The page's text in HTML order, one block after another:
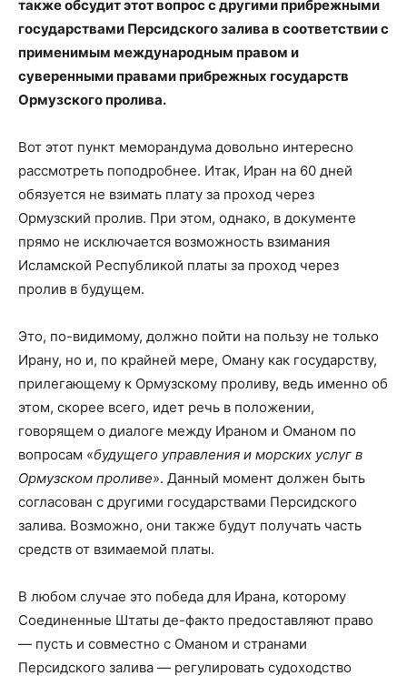
также обсудит этот вопрос с другими прибрежными
государствами Персидского залива в соответствии с
применимым международным правом и
суверенными правами прибрежных государств
Ормузского пролива.
Вот этот пункт меморандума довольно интересно
рассмотреть поподробнее. Итак, Иран на 60 дней
обязуется не взимать плату за проход через
Ормузский пролив. При этом, однако, в документе
прямо не исключается возможность взимания
Исламской Республикой платы за проход через
пролив в будущем.
Это, по-видимому, должно пойти на пользу не только
Ирану, но и, по крайней мере, Оману как государству,
прилегающему к Ормузскому проливу, ведь именно об
этом, скорее всего, идет речь в положении,
говорящем о диалоге между Ираном и Оманом по
вопросам «будущего управления и морских услуг в
Ормузском проливе». Данный момент должен быть
согласован с другими государствами Персидского
залива. Возможно, они также будут получать часть
средств от взимаемой платы.
В любом случае это победа для Ирана, которому
Соединенные Штаты де-факто предоставляют право
— пусть и совместно с Оманом и странами
Персидского залива — регулировать судоходство